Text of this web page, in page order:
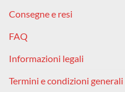
Consegne e resi
FAQ
Informazioni legali
Termini e condizioni generali